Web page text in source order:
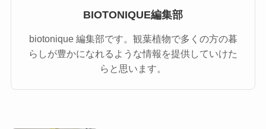
BIOTONIQUE編集部
biotonique 編集部です。観葉植物で多くの方の暮
らしが豊かになれるような情報を提供していけた
らと思います。